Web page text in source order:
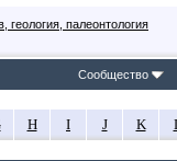
палеонтология
Сообщество
H I J K